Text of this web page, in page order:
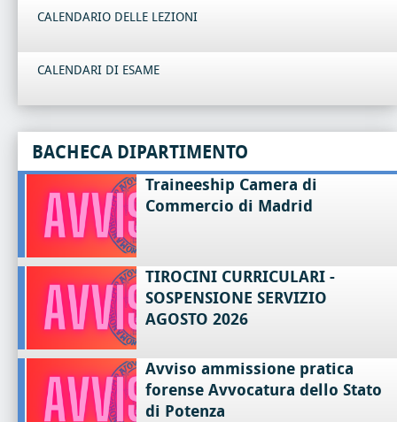
CALENDARIO DELLE LEZIONI
CALENDARI DI ESAME
BACHECA DIPARTIMENTO
Traineeship Camera di
Commercio di Madrid
TIROCINI CURRICULARI -
SOSPENSIONE SERVIZIO
AGOSTO 2026
Avviso ammissione pratica
forense Avvocatura dello Stato
di Potenza